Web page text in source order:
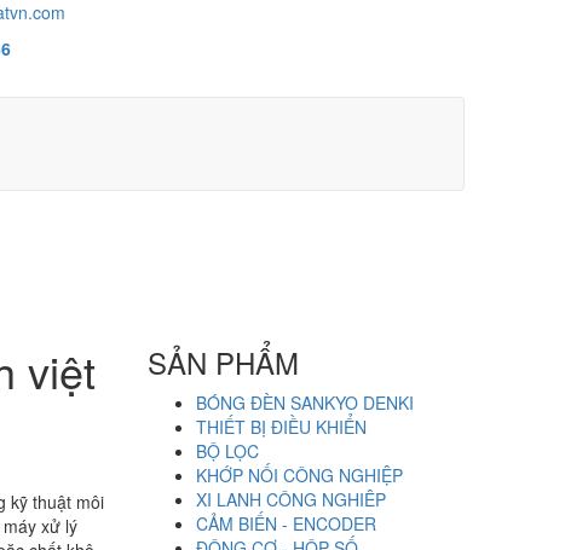
việt
kỹ thuật môi
xử lý
SẢN PHẨM
BÓNG ĐÈN SANKYO DENKI
THIẾT BỊ ĐIỀU KHIỂN
BỘ LỌC
KHỚP NỐI CÔNG NGHIỆP
XI LANH CÔNG NGHIÊP
CẢM BIẾN - ENCODER